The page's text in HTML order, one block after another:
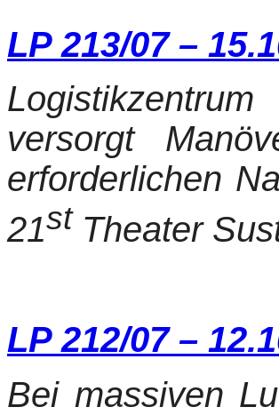
LP 213/07 –
versorgt
erforderlichen
21st Theater
LP 212/07 –
Bei massiven